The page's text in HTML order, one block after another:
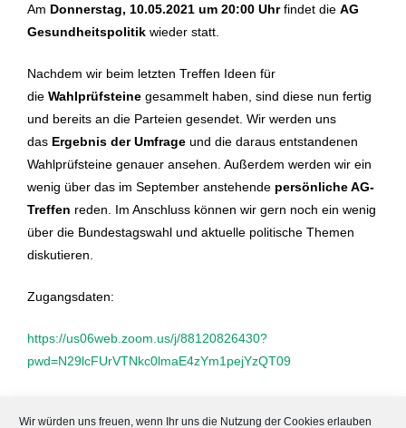
Wir würden uns freuen, wenn Ihr uns die Nutzung der Cookies erlauben
Am Donnerstag, 10.05.2021 um 20:00 Uhrfindet die AG
Gesundheitspolitik wieder statt.
Nachdem wir beim letzten Treffen Ideen für
die Wahlprüfsteine gesammelt haben, sind diese nun fertig
und bereits an die Parteien gesendet. Wir werden uns
das Ergebnis der Umfrage und die daraus entstandenen
Wahlprüfsteine genauer ansehen. Außerdem werden wir ein
wenig über das im September anstehende persönliche AG-
Treffen reden. Im Anschluss können wir gern noch ein wenig
über die Bundestagswahl und aktuelle politische Themen
diskutieren.
Zugangsdaten:
https://us06web.zoom.us/j/88120826430?
pwd=N29lcFUrVTNkc0lmaE4zYm1pejYzQT09